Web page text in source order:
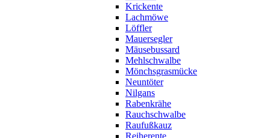
Krickente
Lachmöwe
Löffler
Mauersegler
Mäusebussard
Mehlschwalbe
Mönchsgrasmücke
Neuntöter
Nilgans
Rabenkrähe
Rauchschwalbe
Raufußkauz
Reiherente